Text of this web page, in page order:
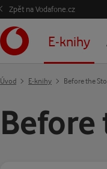
Zpět na Vodafone.cz
E-knihy
Úvod E-knihy Before the
Before